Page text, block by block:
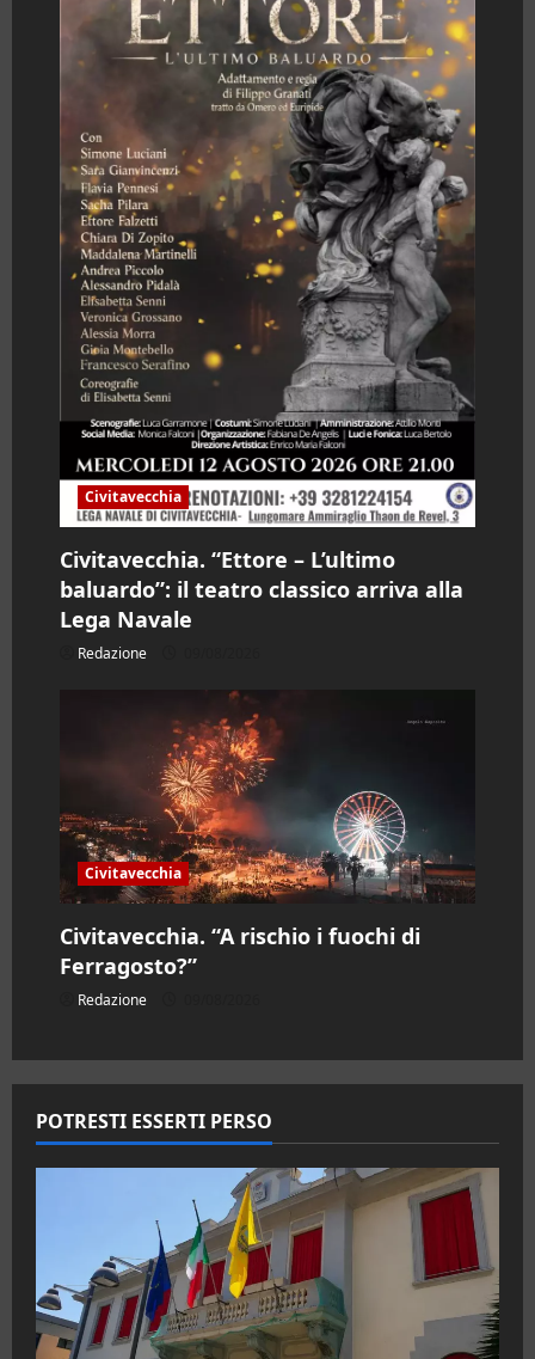
Civitavecchia
Civitavecchia. “Ettore – L’ultimo
baluardo”: il teatro classico arriva alla
Lega Navale
Redazione
Civitavecchia
Civitavecchia. “A rischio i fuochi di
Ferragosto?”
Redazione
POTRESTI ESSERTI PERSO